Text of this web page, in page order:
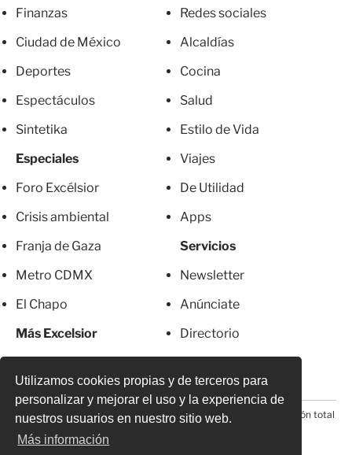
Utilizamos cookies propias y de terceros para
personalizar y mejorar el uso y la experiencia de
nuestros usuarios en nuestro sitio web.
Más información
Finanzas
Ciudad de México
Deportes
Espectáculos
Sintetika
Especiales
Foro Excélsior
Crisis ambiental
Franja de Gaza
Metro CDMX
El Chapo
Más Excelsior
Redes sociales
Alcaldías
Cocina
Salud
Estilo de Vida
Viajes
De Utilidad
Apps
Servicios
Newsletter
Anúnciate
Directorio
© 2026 Todos los derechos reservados. Prohibida la reproducción total
o parcial, incluyendo cualquier medio electrónico*